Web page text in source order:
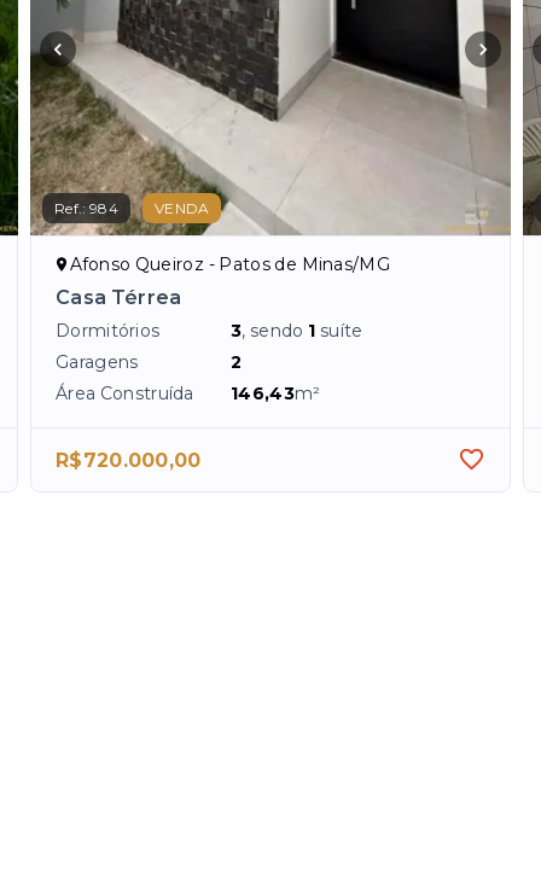
Ref.:984 VENDA
Afonso Queiroz - Patos de Minas/MG
Casa Térrea
Dormitórios 3, sendo 1 suíte
Garagens
2
Área Construída
146,43m²
R$720.000,00